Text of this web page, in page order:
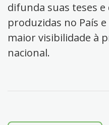
difunda suas teses e
produzidas no País
maior visibilidade à
nacional.